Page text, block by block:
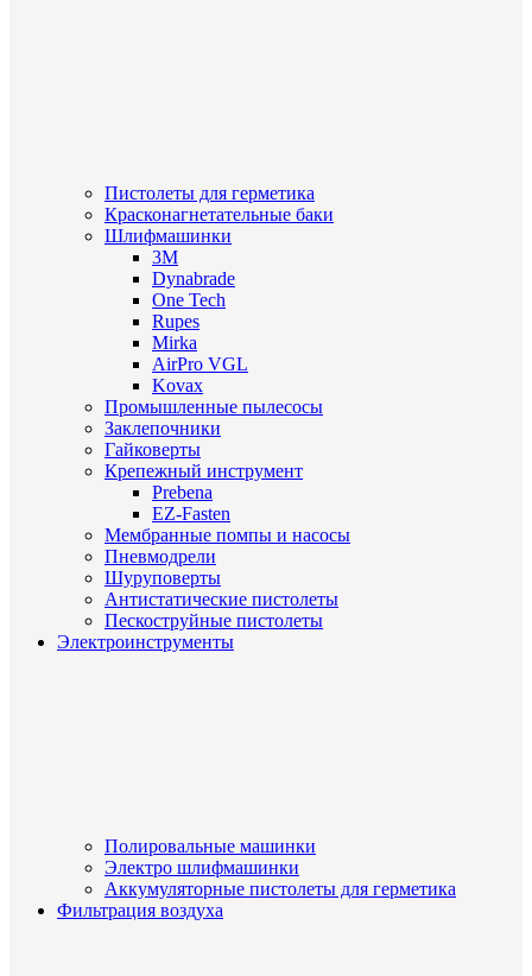
Пистолеты для герметика
Красконагнетательные баки
Шлифмашинки
3M
Dynabrade
One Tech
Rupes
Mirka
AirPro VGL
Kovax
Промышленные пылесосы
Заклепочники
Гайковерты
Крепежный инструмент
Prebena
EZ-Fasten
Мембранные помпы и насосы
Пневмодрели
Шуруповерты
Антистатические пистолеты
Пескоструйные пистолеты
Электроинструменты
Полировальные машинки
Электро шлифмашинки
Аккумуляторные пистолеты для герметика
Фильтрация воздуха